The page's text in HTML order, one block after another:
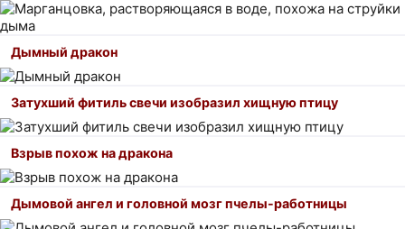
Дымный дракон
Затухший фитиль свечи изобразил хищную птицу
Взрыв похож на дракона
Дымовой ангел и головной мозг пчелы-работницы